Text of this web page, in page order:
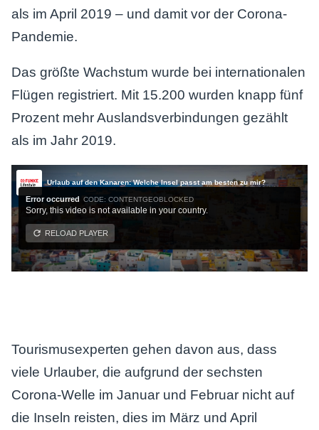
als im April 2019 – und damit vor der Corona-
Pandemie.
Das größte Wachstum wurde bei internationalen
Flügen registriert. Mit 15.200 wurden knapp fünf
Prozent mehr Auslandsverbindungen gezählt
als im Jahr 2019.
Tourismusexperten gehen davon aus, dass
viele Urlauber, die aufgrund der sechsten
Corona-Welle im Januar und Februar nicht auf
die Inseln reisten, dies im März und April